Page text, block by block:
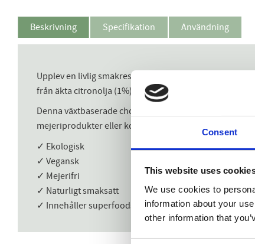
Consent
This website uses
We use cookies to
information about your
other information that
Beskrivning Specifikation Användning
Upplev en livlig smakresa med denna unika kakaobar
från äkta citronolja (1%) skapar en smakexplosion som
Denna växtbaserade chokladkaka är tillverkad med
mejeriprodukter eller konstgjorda tillsatser.
✓ Ekologisk
✓ Vegansk
✓ Mejerifri
✓ Naturligt smaksatt
✓ Innehåller superfoods som gurkmeja och ingefära